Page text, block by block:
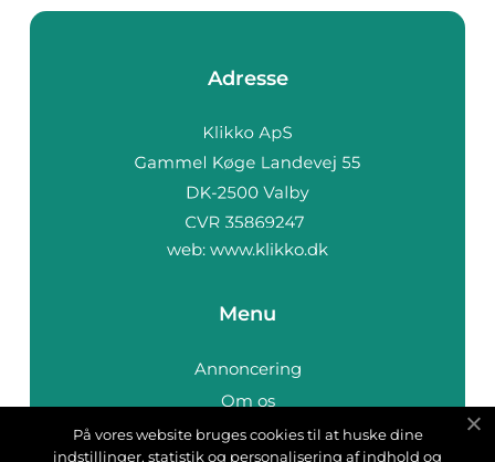
Adresse
web: www.klikko.dk
Menu
Annoncering
Om os
Cookies
På vores website bruges cookies til at huske dine
indstillinger, statistik og personalisering af indhold og